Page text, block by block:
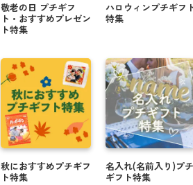
敬老の日 プチギフ
ト・おすすめプレゼン
ト特集
秋におすすめプチギフ
ト特集
ハロウィンプチギフ
特集
名入れ(名前入り)プチ
ギフト特集